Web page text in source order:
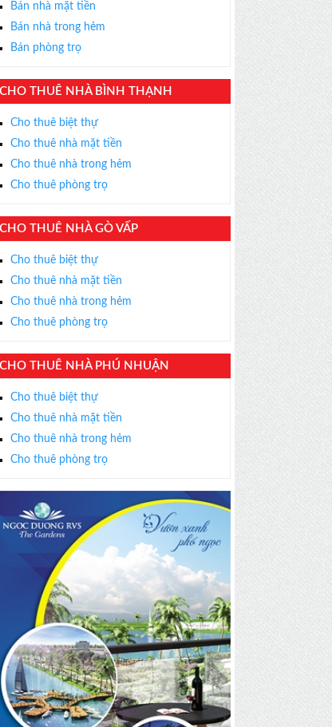
thiện, nhiệt tình,
ưng ý!
×
Bán nhà mặt tiền
Bán nhà trong hẻm
Bán phòng trọ
CHO THUÊ NHÀ BÌNH THẠNH
Cho thuê biệt thự
Cho thuê nhà mặt tiền
Cho thuê nhà trong hẻm
Cho thuê phòng trọ
CHO THUÊ NHÀ GÒ VẤP
Cho thuê biệt thự
Cho thuê nhà mặt tiền
Cho thuê nhà trong hẻm
Cho thuê phòng trọ
CHO THUÊ NHÀ PHÚ NHUẬN
Cho thuê biệt thự
Cho thuê nhà mặt tiền
Cho thuê nhà trong hẻm
Cho thuê phòng trọ